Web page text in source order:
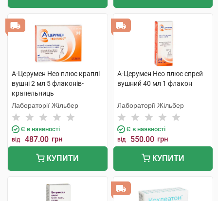
А-Церумен Нео плюс краплі
вушні 2 мл 5 флаконів-
крапельниць
Лабораторії Жільбер
Є в наявності
від 487.00 грн
КУПИТИ
А-Церумен Нео плюс спрей
вушний 40 мл 1 флакон
Лабораторії Жільбер
Є в наявності
від 550.00 грн
КУПИТИ